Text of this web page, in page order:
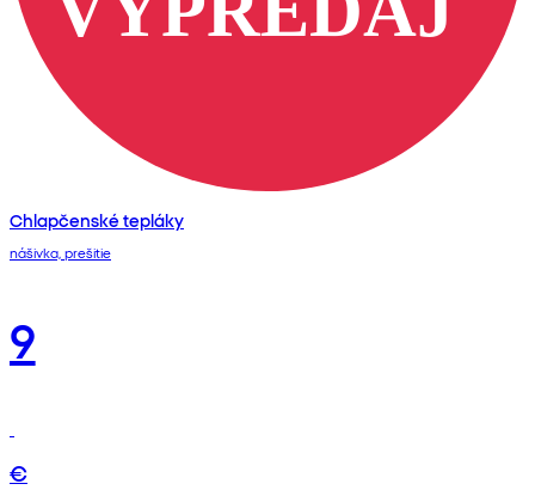
Chlapčenské tepláky
nášivka, prešitie
9
€